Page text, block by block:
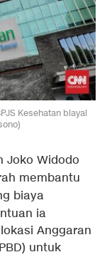
Kesehatan biayai
Joko Widodo
membantu
biaya
ia
Anggaran
untuk